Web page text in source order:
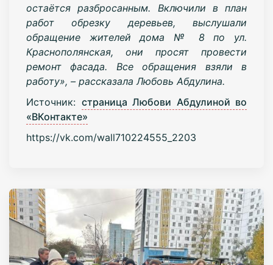
остаётся разбросанным. Включили в план
работ обрезку деревьев, выслушали
обращение жителей дома № 8 по ул.
Краснополянская, они просят провести
ремонт фасада. Все обращения взяли в
работу», – рассказала Любовь Абдулина.
Источник: страница Любови Абдулиной во
«ВКонтакте»
https://vk.com/wall710224555_2203